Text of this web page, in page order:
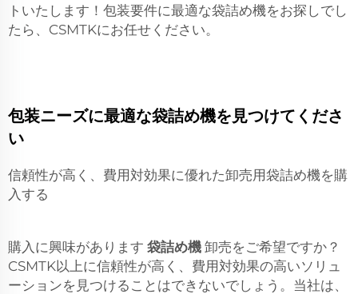
トいたします！包装要件に最適な袋詰め機をお探しでし
たら、CSMTKにお任せください。
包装ニーズに最適な袋詰め機を見つけてくださ
い
信頼性が高く、費用対効果に優れた卸売用袋詰め機を購
入する
購入に興味があります 袋詰め機 卸売をご希望ですか？
CSMTK以上に信頼性が高く、費用対効果の高いソリュ
ーションを見つけることはできないでしょう。当社は、